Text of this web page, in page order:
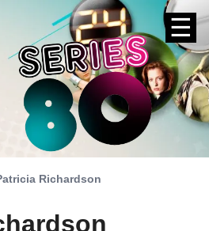
☰
Richardson